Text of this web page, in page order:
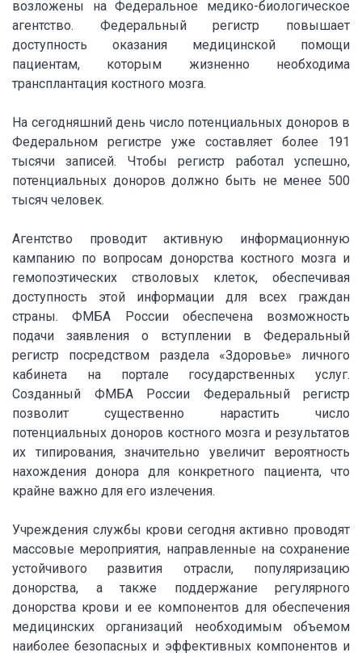
возложены на Федеральное медико-биологическое
агентство. Федеральный регистр повышает
доступность оказания медицинской помощи
пациентам, которым жизненно необходима
трансплантация костного мозга.
На сегодняшний день число потенциальных доноров в
Федеральном регистре уже составляет более 191
тысячи записей. Чтобы регистр работал успешно,
потенциальных доноров должно быть не менее 500
тысяч человек.
Агентство проводит активную информационную
кампанию по вопросам донорства костного мозга и
гемопоэтических стволовых клеток, обеспечивая
доступность этой информации для всех граждан
страны. ФМБА России обеспечена возможность
подачи заявления о вступлении в Федеральный
регистр посредством раздела «Здоровье» личного
кабинета на портале государственных услуг.
Созданный ФМБА России Федеральный регистр
позволит существенно нарастить число
потенциальных доноров костного мозга и результатов
их типирования, значительно увеличит вероятность
нахождения донора для конкретного пациента, что
крайне важно для его излечения.
Учреждения службы крови сегодня активно проводят
массовые мероприятия, направленные на сохранение
устойчивого развития отрасли, популяризацию
донорства, а также поддержание регулярного
донорства крови и ее компонентов для обеспечения
медицинских организаций необходимым объемом
наиболее безопасных и эффективных компонентов и